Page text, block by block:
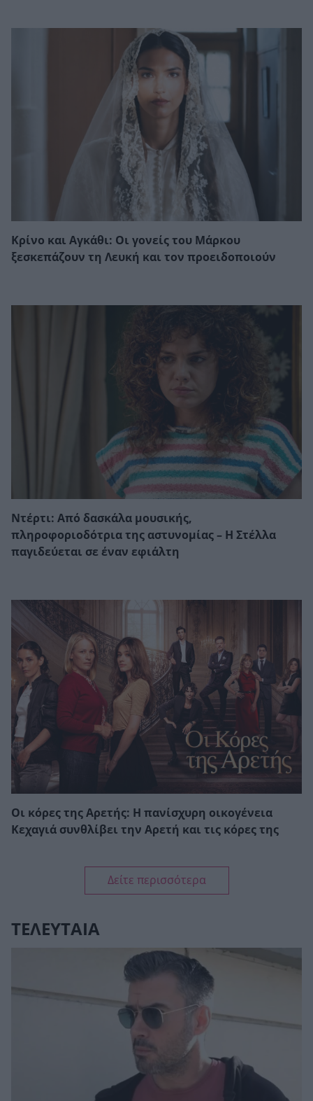
Κρίνο και Αγκάθι: Οι γονείς του Μάρκου
ξεσκεπάζουν τη Λευκή και τον προειδοποιούν
Ντέρτι: Από δασκάλα μουσικής,
πληροφοριοδότρια της αστυνομίας – Η Στέλλα
παγιδεύεται σε έναν εφιάλτη
Οι κόρες της Αρετής: Η πανίσχυρη οικογένεια
Κεχαγιά συνθλίβει την Αρετή και τις κόρες της
Δείτε περισσότερα
ΤΕΛΕΥΤΑΙΑ